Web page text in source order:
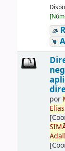
[
por
Elias